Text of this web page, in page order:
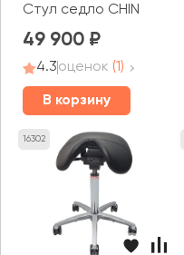
Стул седло CHIN
49 900
4.3оценок (1)
В корзину
16302